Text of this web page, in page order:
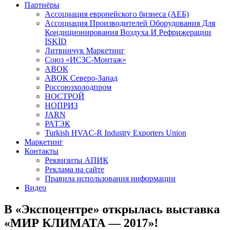
Партнёры
Ассоциация европейского бизнеса (АЕБ)
Aссоциация Производителей Оборудования Для
Кондиционирования Воздуха И Рефрижерации
İSKİD
Литвинчук Маркетинг
Союз «ИСЗС-Монтаж»
АВОК
АВОК Северо-Запад
Россоюзхолодпром
НОСТРОЙ
НОПРИЗ
JARN
РАТЭК
Turkish HVAC-R Industry Exporters Union
Маркетинг
Контакты
Реквизиты АПИК
Реклама на сайте
Правила использования информации
Видео
В «Экспоцентре» открылась выставка
«МИР КЛИМАТА — 2017»!